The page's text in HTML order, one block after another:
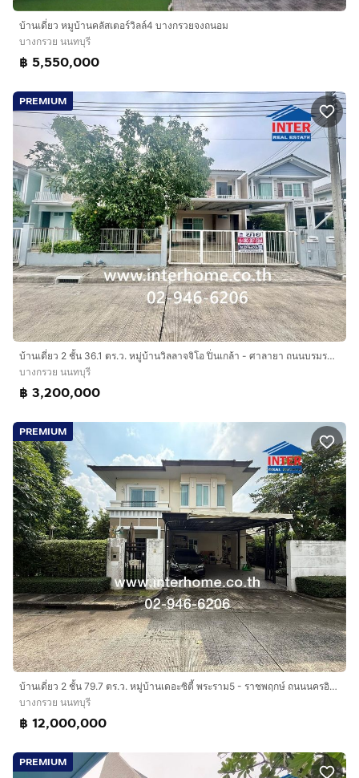
บ้านเดี่ยว หมูบ้านคลัสเตอร์วิลล์4 บางกรวยจงถนอม
บางกรวย นนทบุรี
฿ 5,550,000
PREMIUM
บ้านเดี่ยว 2 ชั้น 36.1 ตร.ว. หมู่บ้านวิลลาจจิโอ ปิ่นเกล้า - ศาลายา ถนนบรมราชชนนี ถนนบางกรวย-ศาลายา บางกรวย นนทบุรี
บางกรวย นนทบุรี
฿ 3,200,000
PREMIUM
บ้านเดี่ยว 2 ชั้น 79.7 ตร.ว. หมู่บ้านเดอะซิตี้ พระราม5 - ราชพฤกษ์ ถนนนครอินทร์ ถนนราชพกษ์ บางกรวย นนทบุรี
บางกรวย นนทบุรี
฿ 12,000,000
PREMIUM